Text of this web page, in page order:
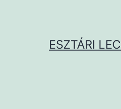
tartalomhozESZTÁRI